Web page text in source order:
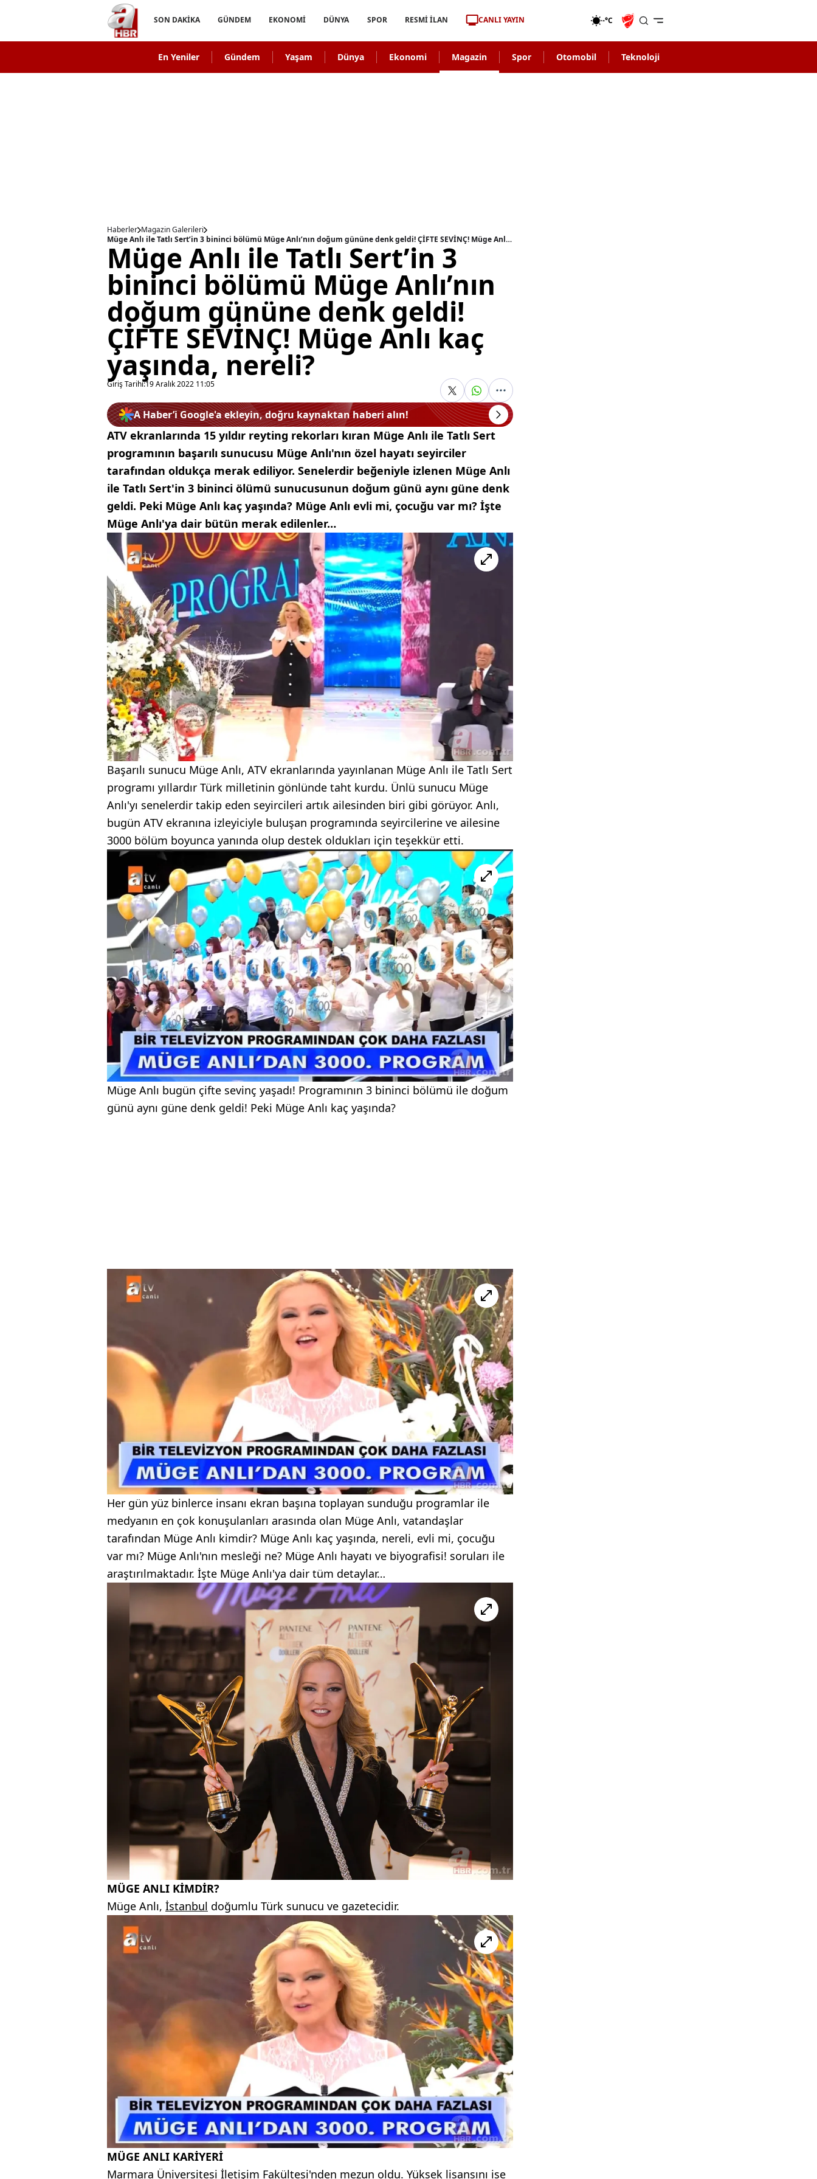
SON DAKİKA GÜNDEM EKONOMİ DÜNYA SPOR RESMİ İLAN CANLI YAYIN -°C
En Yeniler Gündem Yaşam Dünya Ekonomi Magazin Spor Otomobil Teknoloji
Haberler Magazin Galerileri
Müge Anlı ile Tatlı Sert’in 3 bininci bölümü Müge Anlı’nın doğum gününe denk geldi! ÇİFTE SEVİNÇ! Müge Anlı kaç yaşında, nereli?
Müge Anlı ile Tatlı Sert’in 3
bininci bölümü Müge Anlı’nın
doğum gününe denk geldi!
ÇİFTE SEVİNÇ! Müge Anlı kaç
yaşında, nereli?
Giriş Tarihi:19 Aralık 2022 11:05
A Haber’i Google'a ekleyin, doğru kaynaktan haberi alın!
ATV ekranlarında 15 yıldır reyting rekorları kıran Müge Anlı ile Tatlı Sert
programının başarılı sunucusu Müge Anlı'nın özel hayatı seyirciler
tarafından oldukça merak ediliyor. Senelerdir beğeniyle izlenen Müge Anlı
ile Tatlı Sert'in 3 bininci ölümü sunucusunun doğum günü aynı güne denk
geldi. Peki Müge Anlı kaç yaşında? Müge Anlı evli mi, çocuğu var mı? İşte
Müge Anlı'ya dair bütün merak edilenler…
Başarılı sunucu Müge Anlı, ATV ekranlarında yayınlanan Müge Anlı ile Tatlı Sert
programı yıllardır Türk milletinin gönlünde taht kurdu. Ünlü sunucu Müge
Anlı'yı senelerdir takip eden seyircileri artık ailesinden biri gibi görüyor. Anlı,
bugün ATV ekranına izleyiciyle buluşan programında seyircilerine ve ailesine
3000 bölüm boyunca yanında olup destek oldukları için teşekkür etti.
Müge Anlı bugün çifte sevinç yaşadı! Programının 3 bininci bölümü ile doğum
günü aynı güne denk geldi! Peki Müge Anlı kaç yaşında?
Her gün yüz binlerce insanı ekran başına toplayan sunduğu programlar ile
medyanın en çok konuşulanları arasında olan Müge Anlı, vatandaşlar
tarafından Müge Anlı kimdir? Müge Anlı kaç yaşında, nereli, evli mi, çocuğu
var mı? Müge Anlı'nın mesleği ne? Müge Anlı hayatı ve biyografisi! soruları ile
araştırılmaktadır. İşte Müge Anlı'ya dair tüm detaylar…
MÜGE ANLI KİMDİR?
Müge Anlı, İstanbul doğumlu Türk sunucu ve gazetecidir.
MÜGE ANLI KARİYERİ
Marmara Üniversitesi İletişim Fakültesi'nden mezun oldu. Yüksek lisansını ise